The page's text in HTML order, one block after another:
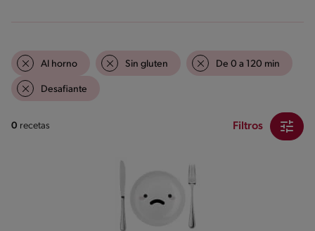
Al horno Sin gluten De 0 a 120 min
Desafiante
0 recetas Filtros